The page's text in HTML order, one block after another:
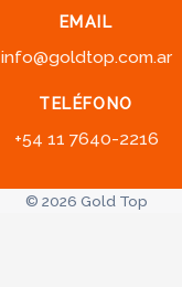
EMAIL
info@goldtop.com.ar
TELÉFONO
+54 11 7640-2216
© 2026 Gold Top